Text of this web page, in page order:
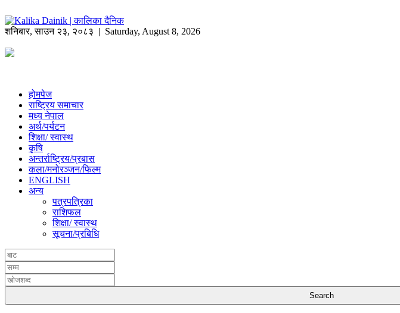
शनिबार,साउन २३, २०८३ | Saturday, August 8, 2026
होमपेज
राष्ट्रिय समाचार
मध्य नेपाल
अर्थ/पर्यटन
शिक्षा/ स्वास्थ
कृषि
अन्तर्राष्ट्रिय/प्रबास
कला/मनोरञ्जन/फिल्म
ENGLISH
अन्य
पत्रपत्रिका
राशिफल
शिक्षा/ स्वास्थ
सूचना/प्रबिधि